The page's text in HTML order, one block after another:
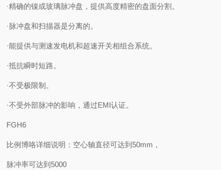
·精确的镍或玻璃脉冲盘，提供高度精密的盘面分割。
·脉冲盘和扫描器是分离的。
·能提供与测速发电机和超速开关相组合系统。
·抵抗瞬时短路。
·不受极限制。
·不受外部脉冲的影响，通过EMI认证。
FGH6
比例博咯详细说明：空心轴直径可达到50mm，
脉冲率可达到5000